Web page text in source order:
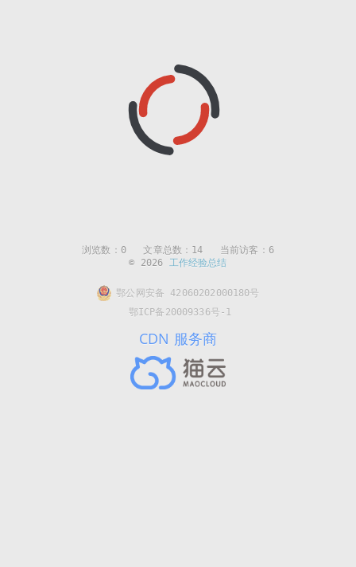
浏览数： 0文章总数：14 当前访客：6
© 2026 工作经验总结
鄂公网安备 42060202000180号
鄂ICP备20009336号-1
CDN 服务商